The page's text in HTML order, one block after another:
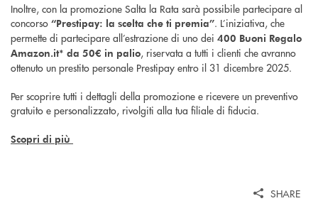
Inoltre, con la promozione Salta la Rata sarà possibile partecipare al
concorso “Prestipay: la scelta che ti premia”. L’iniziativa, che
permette di partecipare all’estrazione di uno dei 400 Buoni Regalo
Amazon.it* da 50€ in palio, riservata a tutti i clienti che avranno
ottenuto un prestito personale Prestipay entro il 31 dicembre 2025.
Per scoprire tutti i dettagli della promozione e ricevere un preventivo
gratuito e personalizzato, rivolgiti alla tua filiale di fiducia.
Scopri di più
SHARE